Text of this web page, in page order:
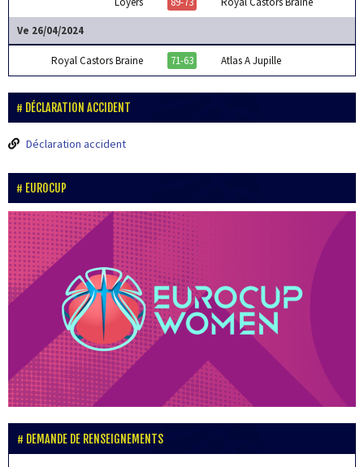
Ve 26/04/2024
Royal Castors Braine 71-63 Atlas A Jupille
DÉCLARATION ACCIDENT
Déclaration accident
EUROCUP
DEMANDE DE RENSEIGNEMENTS